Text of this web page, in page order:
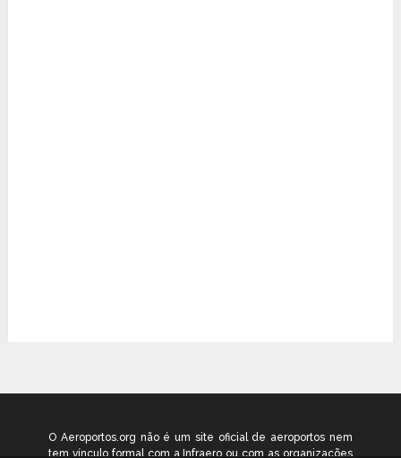
O Aeroportos.org não é um site oficial de aeroportos nem
tem vínculo formal com a Infraero ou com as organizações